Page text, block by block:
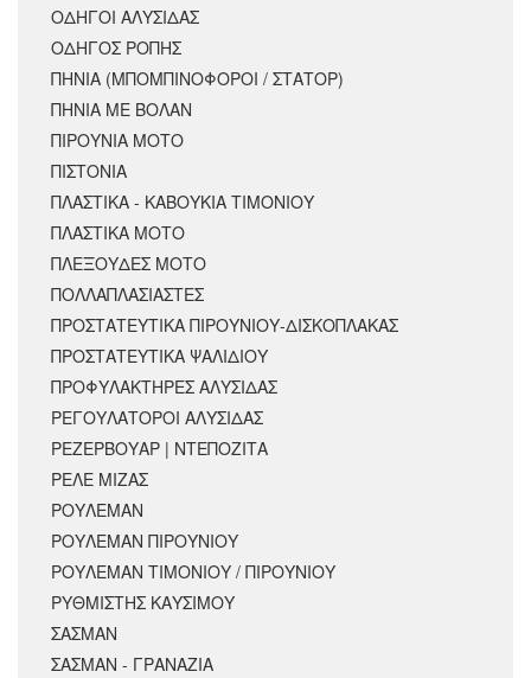
ΟΔΗΓΟΙ ΑΛΥΣΙΔΑΣ
ΟΔΗΓΟΣ ΡΟΠΗΣ
ΠΗΝΙΑ (ΜΠΟΜΠΙΝΟΦΟΡΟΙ / ΣΤΑΤΟΡ)
ΠΗΝΙΑ ΜΕ ΒΟΛΑΝ
ΠΙΡΟΥΝΙΑ ΜΟΤΟ
ΠΙΣΤΟΝΙΑ
ΠΛΑΣΤΙΚΑ - ΚΑΒΟΥΚΙΑ ΤΙΜΟΝΙΟΥ
ΠΛΑΣΤΙΚΑ ΜΟΤΟ
ΠΛΕΞΟΥΔΕΣ ΜΟΤΟ
ΠΟΛΛΑΠΛΑΣΙΑΣΤΕΣ
ΠΡΟΣΤΑΤΕΥΤΙΚΑ ΠΙΡΟΥΝΙΟΥ-ΔΙΣΚΟΠΛΑΚΑΣ
ΠΡΟΣΤΑΤΕΥΤΙΚΑ ΨΑΛΙΔΙΟΥ
ΠΡΟΦΥΛΑΚΤΗΡΕΣ ΑΛΥΣΙΔΑΣ
ΡΕΓΟΥΛΑΤΟΡΟΙ ΑΛΥΣΙΔΑΣ
ΡΕΖΕΡΒΟΥΑΡ | ΝΤΕΠΟΖΙΤΑ
ΡΕΛΕ ΜΙΖΑΣ
ΡΟΥΛΕΜΑΝ
ΡΟΥΛΕΜΑΝ ΠΙΡΟΥΝΙΟΥ
ΡΟΥΛΕΜΑΝ ΤΙΜΟΝΙΟΥ / ΠΙΡΟΥΝΙΟΥ
ΡΥΘΜΙΣΤΗΣ ΚΑΥΣΙΜΟΥ
ΣΑΣΜΑΝ
ΣΑΣΜΑΝ - ΓΡΑΝΑΖΙΑ